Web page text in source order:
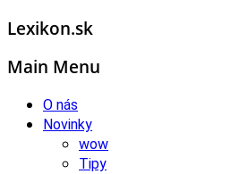
Lexikon.sk
Main Menu
O nás
Novinky
wow
Tipy